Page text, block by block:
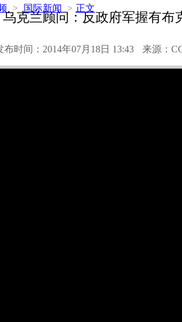
> 国际新闻 > 正文
乌克兰顾问：反政府军握有布
布时间：2014年07月18日 13:43 来源：